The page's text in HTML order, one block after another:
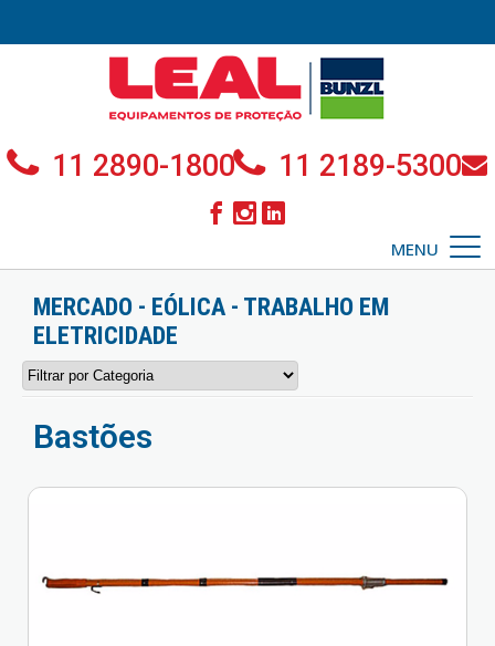
11 2890-1800 11 2189-5300
MENU
MERCADO - EÓLICA - TRABALHO EM
ELETRICIDADE
Bastões